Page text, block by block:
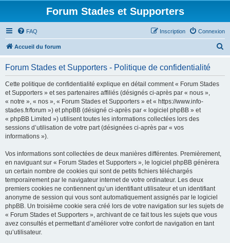
Forum Stades et Supporters
FAQ Connexion
Inscription
Accueil du forum
Forum Stades et Supporters - Politique de confidentialité
Cette politique de confidentialité explique en détail comment « Forum Stades
et Supporters » et ses partenaires affiliés (désignés ci-après par « nous »,
« notre », « nos », « Forum Stades et Supporters » et « https://www.info-
stades.fr/forum ») et phpBB (désigné ci-après par « logiciel phpBB » et
« phpBB Limited ») utilisent toutes les informations collectées lors des
sessions d’utilisation de votre part (désignées ci-après par « vos
informations »).
Vos informations sont collectées de deux manières différentes. Premièrement,
en naviguant sur « Forum Stades et Supporters », le logiciel phpBB génèrera
un certain nombre de cookies qui sont de petits fichiers téléchargés
temporairement par le navigateur internet de votre ordinateur. Les deux
premiers cookies ne contiennent qu’un identifiant utilisateur et un identifiant
anonyme de session qui vous sont automatiquement assignés par le logiciel
phpBB. Un troisième cookie sera créé lors de votre navigation sur les sujets de
« Forum Stades et Supporters », archivant de ce fait tous les sujets que vous
avez consultés et permettant d’améliorer votre confort de navigation en tant
qu’utilisateur.